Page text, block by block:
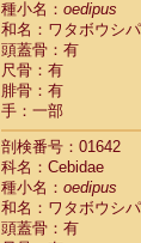
種小名： oedipus
和名：ワタボウシ
頭蓋骨：有
尺骨：有
腓骨：有
手：一部
剖検番号：01642
科名：Cebidae
種小名： oedipus
和名：ワタボウシ
頭蓋骨：有